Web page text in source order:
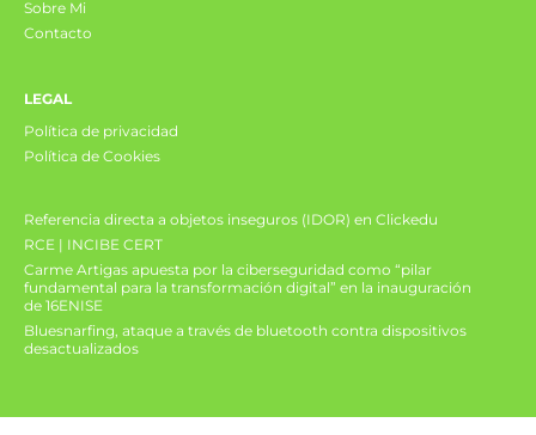
Sobre Mi
Contacto
LEGAL
Política de privacidad
Política de Cookies
Referencia directa a objetos inseguros (IDOR) en Clickedu
RCE | INCIBE CERT
Carme Artigas apuesta por la ciberseguridad como “pilar
fundamental para la transformación digital” en la inauguración
de 16ENISE
Bluesnarfing, ataque a través de bluetooth contra dispositivos
desactualizados